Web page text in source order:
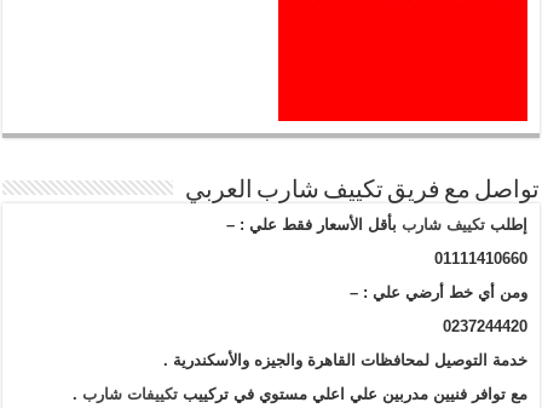
تواصل مع فريق تكييف شارب العربي
إطلبتكييف شارب بأقل الأسعار فقط علي : –
01111410660
ومن أي خط أرضي علي : –
0237244420
خدمة التوصيل لمحافظات القاهرة والجيزه والأسكندرية .
مع توافر فنيين مدربين علي اعلي مستوي في تركييبتكييفات شارب .